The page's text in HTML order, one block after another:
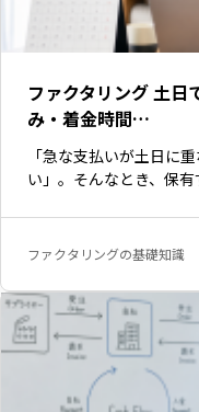
ファクタリング 土日
み・着金時間…
「急な支払いが土日に
い」。そんなとき、保
ファクタリングの基礎知識